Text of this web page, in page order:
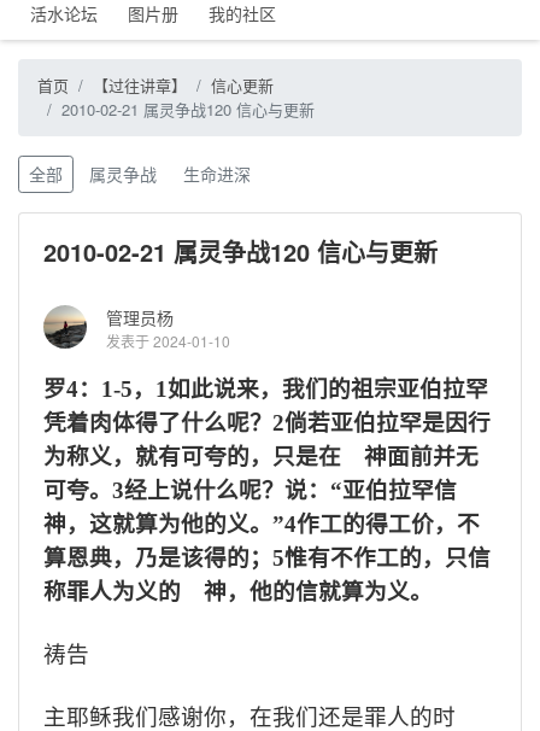
活水论坛 图片册 我的社区
首页 【过往讲章】
信心更新
2010-02-21 属灵争战120 信心与更新
全部 属灵争战 生命进深
2010-02-21 属灵争战120 信心与更新
管理员杨
发表于 2024-01-10
罗4： 1-5， 1如此说来，我们的祖宗亚伯拉罕
凭着肉体得了什么呢？ 2倘若亚伯拉罕是因行
为称义，就有可夸的，只是在 神面前并无
可夸。 3经上说什么呢？说：“亚伯拉罕信
神，这就算为他的义。”4作工的得工价，不
算恩典，乃是该得的； 5惟有不作工的，只信
称罪人为义的 神，他的信就算为义。
祷告
主耶稣我们感谢你，在我们还是罪人的时